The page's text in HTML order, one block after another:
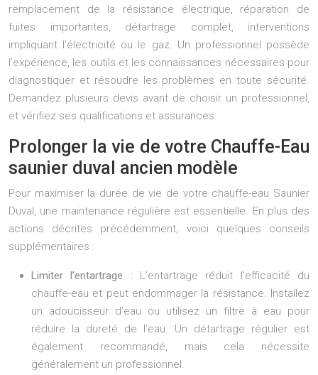
remplacement de la résistance électrique, réparation de
fuites importantes, détartrage complet, interventions
impliquant l’électricité ou le gaz. Un professionnel possède
l’expérience, les outils et les connaissances nécessaires pour
diagnostiquer et résoudre les problèmes en toute sécurité.
Demandez plusieurs devis avant de choisir un professionnel,
et vérifiez ses qualifications et assurances.
Prolonger la vie de votre Chauffe-Eau
saunier duval ancien modèle
Pour maximiser la durée de vie de votre chauffe-eau Saunier
Duval, une maintenance régulière est essentielle. En plus des
actions décrites précédemment, voici quelques conseils
supplémentaires :
Limiter l’entartrage : L’entartrage réduit l’efficacité du
chauffe-eau et peut endommager la résistance. Installez
un adoucisseur d’eau ou utilisez un filtre à eau pour
réduire la dureté de l’eau. Un détartrage régulier est
également recommandé, mais cela nécessite
généralement un professionnel.